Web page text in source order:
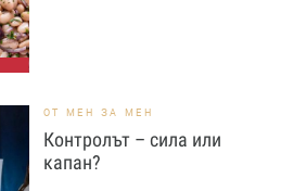
ОТ МЕН ЗА МЕН
Контролът – сила или
капан?